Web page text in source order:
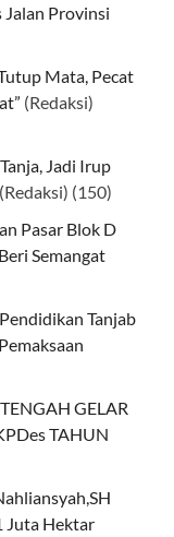
Provinsi
Mata, Pecat
(Redaksi)
Jadi Irup
(Redaksi) (150)
Pasar Blok D
Semangat
Tanjab
GELAR
TAHUN
Juta Hektar